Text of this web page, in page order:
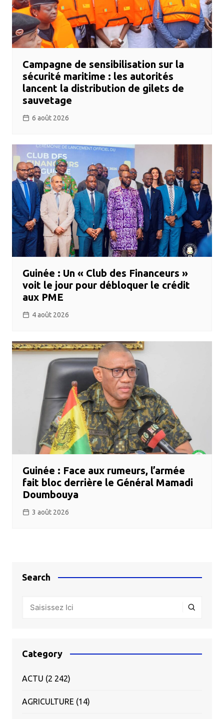
Campagne de sensibilisation sur la
sécurité maritime : les autorités
lancent la distribution de gilets de
sauvetage
6 août 2026
Guinée : Un « Club des Financeurs »
voit le jour pour débloquer le crédit
aux PME
4 août 2026
Guinée : Face aux rumeurs, l’armée
fait bloc derrière le Général Mamadi
Doumbouya
3 août 2026
Search
Category
ACTU (2 242)
AGRICULTURE (14)